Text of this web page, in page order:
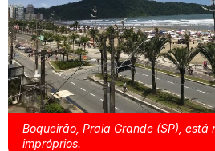
Boqueirão, Praia Grande (SP), está
impróprios.